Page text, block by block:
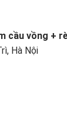
cầu vồng +
Hà Nội